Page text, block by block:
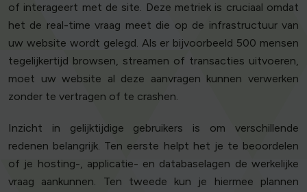
of interageert met de site. Deze metriek is cruciaal omdat
het de real-time vraag meet die op de infrastructuur van
uw website wordt gelegd. Als er bijvoorbeeld 500 mensen
tegelijkertijd browsen, streamen of transacties uitvoeren,
moet uw website al deze aanvragen kunnen verwerken
zonder te vertragen of te crashen.
Inzicht in gelijktijdige gebruikers is om verschillende
redenen belangrijk. Ten eerste helpt het je te beoordelen
of je hosting-, applicatie- en databaselagen de werkelijke
vraag aankunnen. Ten tweede kun je hiermee plannen